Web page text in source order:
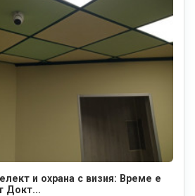
и охрана с визия: Време е
Докт...